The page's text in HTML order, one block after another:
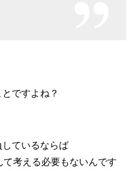
ですよね？
ているならば
て考える必要もないんです